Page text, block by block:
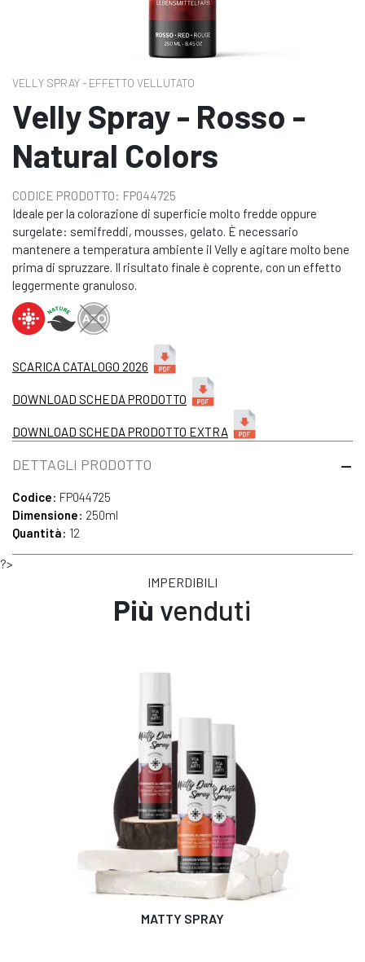
VELLY SPRAY - EFFETTO VELLUTATO
Velly Spray - Rosso -
Natural Colors
CODICE PRODOTTO: FP044725
Ideale per la colorazione di superficie molto fredde oppure
surgelate: semifreddi, mousses, gelato. È necessario
mantenere a temperatura ambiente il Velly e agitare molto bene
prima di spruzzare. Il risultato finale è coprente, con un effetto
leggermente granuloso.
SCARICA CATALOGO 2026
DOWNLOAD SCHEDA PRODOTTO
DOWNLOAD SCHEDA PRODOTTO EXTRA
DETTAGLI PRODOTTO
Codice: FP044725
Dimensione: 250ml
Quantità: 12
?>
IMPERDIBILI
Più venduti
MATTY SPRAY